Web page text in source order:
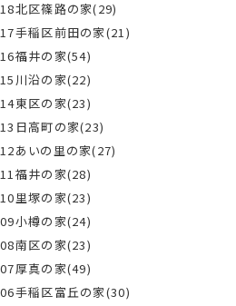
18北区篠路の家(29)
17手稲区前田の家(21)
16福井の家(54)
15川沿の家(22)
14東区の家(23)
13日高町の家(23)
12あいの里の家(27)
11福井の家(28)
10里塚の家(23)
09小樽の家(24)
08南区の家(23)
07厚真の家(49)
06手稲区富丘の家(30)